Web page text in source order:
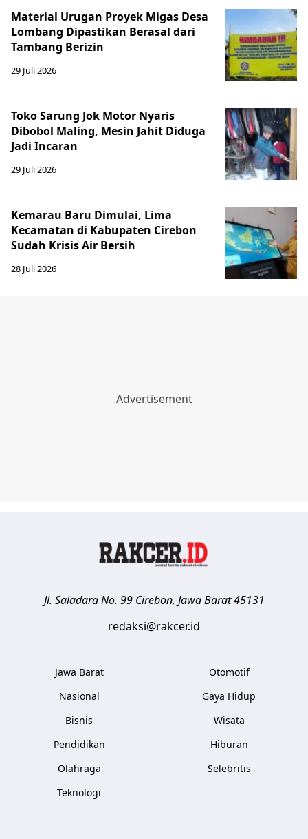
Material Urugan Proyek Migas Desa
Lombang Dipastikan Berasal dari
Tambang Berizin
29 Juli 2026
Toko Sarung Jok Motor Nyaris
Dibobol Maling, Mesin Jahit Diduga
Jadi Incaran
29 Juli 2026
Kemarau Baru Dimulai, Lima
Kecamatan di Kabupaten Cirebon
Sudah Krisis Air Bersih
28 Juli 2026
Jl. Saladara No. 99 Cirebon, Jawa Barat 45131
redaksi@rakcer.id
Jawa Barat
Nasional
Bisnis
Pendidikan
Olahraga
Teknologi
Otomotif
Gaya Hidup
Wisata
Hiburan
Selebritis